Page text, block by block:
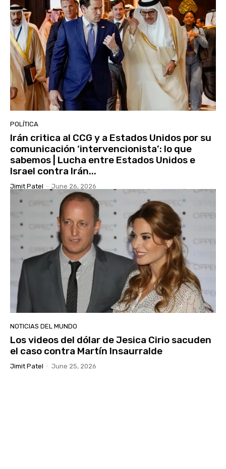
POLÍTICA
Irán critica al CCG y a Estados Unidos por su
comunicación ‘intervencionista’: lo que
sabemos | Lucha entre Estados Unidos e
Israel contra Irán...
Jimit Patel - June 26, 2026
NOTICIAS DEL MUNDO
Los videos del dólar de Jesica Cirio sacuden
el caso contra Martín Insaurralde
Jimit Patel - June 25, 2026